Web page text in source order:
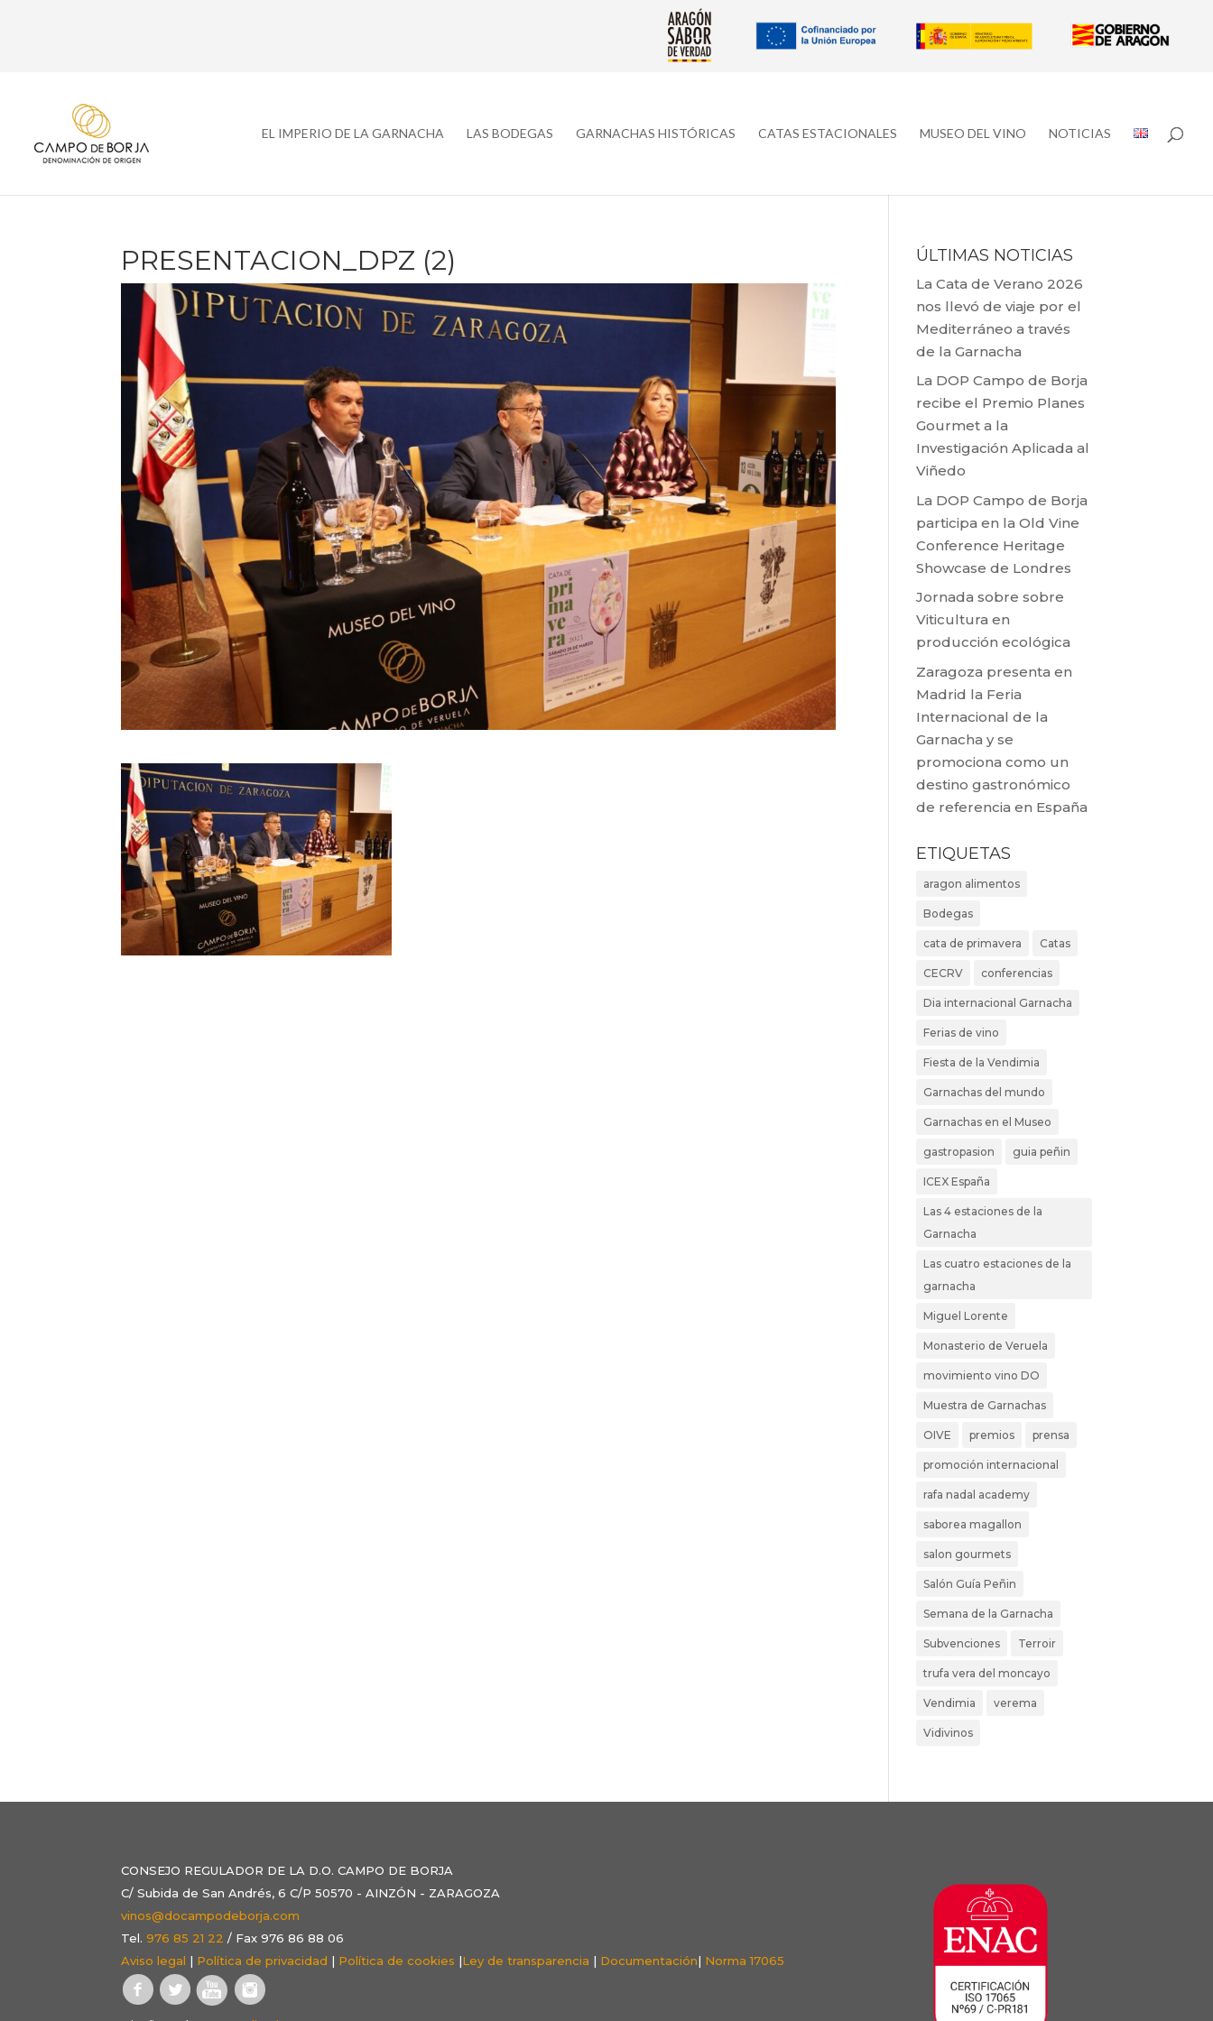
EL IMPERIO DE LA GARNACHA LAS BODEGAS GARNACHAS HISTÓRICAS CATAS ESTACIONALES MUSEO DEL VINO NOTICIAS
PRESENTACION_DPZ (2) ÚLTIMAS NOTICIAS
La Cata de Verano 2026
nos llevó de viaje por el
Mediterráneo a través
de la Garnacha
La DOP Campo de Borja
recibe el Premio Planes
Gourmet a la
Investigación Aplicada al
Viñedo
La DOP Campo de Borja
participa en la Old Vine
Conference Heritage
Showcase de Londres
Jornada sobre sobre
Viticultura en
producción ecológica
Zaragoza presenta en
Madrid la Feria
Internacional de la
Garnacha y se
promociona como un
destino gastronómico
de referencia en España
ETIQUETAS
aragon alimentos
Bodegas
cata de primavera Catas
CECRV conferencias
Dia internacional Garnacha
Ferias de vino
Fiesta de la Vendimia
Garnachas del mundo
Garnachas en el Museo
gastropasion guia peñin
ICEX España
Las 4 estaciones de la
Garnacha
Las cuatro estaciones de la
garnacha
Miguel Lorente
Monasterio de Veruela
movimiento vino DO
Muestra de Garnachas
OIVE premios prensa
promoción internacional
rafa nadal academy
saborea magallon
salon gourmets
Salón Guía Peñin
Semana de la Garnacha
Subvenciones Terroir
trufa vera del moncayo
Vendimia verema
Vidivinos
CONSEJO REGULADOR DE LA D.O. CAMPO DE BORJA
C/ Subida de San Andrés, 6 C/P 50570 - AINZÓN - ZARAGOZA
vinos@docampodeborja.com
Tel.976 85 21 22 / Fax 976 86 88 06
Aviso legal | Política de privacidad | Política de cookies |Ley de transparencia | Documentación| Norma 17065